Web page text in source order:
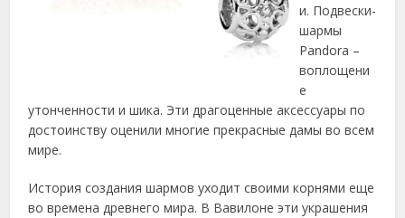
и. Подвески-
шармы
Pandora –
воплощени
е
утонченности и шика. Эти драгоценные аксессуары по
достоинству оценили многие прекрасные дамы во всем
мире.
История создания шармов уходит своими корнями еще
во времена древнего мира. В Вавилоне эти украшения